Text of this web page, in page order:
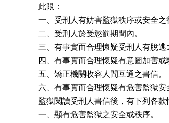
此限：
一、受刑人有妨害監獄秩序或安全之
二、受刑人於受懲罰期間內。
三、有事實而合理懷疑受刑人有脫逃
四、有事實而合理懷疑有意圖加害或
五、矯正機關收容人間互通之書信。
六、有事實而合理懷疑有危害監獄安
監獄閱讀受刑人書信後，有下列各
一、顯有危害監獄之安全或秩序。